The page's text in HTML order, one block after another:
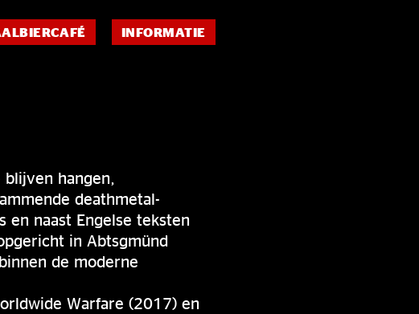
INFORMATIE
hangen,
deathmetal-
en naast Engelse teksten
in Abtsgmünd
de moderne
Warfare (2017) en